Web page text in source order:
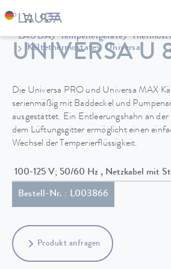
LAUDA Temperiergeräte
Kältethermostate
Universa
UNIVERSA U
Die Universa PRO und Universa MAX
serienmäßig mit Baddeckel und
ausgestattet. Ein Entleerungshahn an
dem Lüftungsgitter ermöglicht einen
Wechsel der Temperierflüssigkeit.
100-125 V; 50/60 Hz ,
Bestell-Nr. : L003866
Produkt anfragen